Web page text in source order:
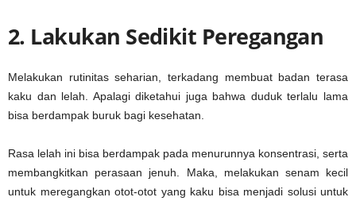
2. Lakukan Sedikit Peregangan
Melakukan rutinitas seharian, terkadang membuat badan terasa
kaku dan lelah. Apalagi diketahui juga bahwa duduk terlalu lama
bisa berdampak buruk bagi kesehatan.
Rasa lelah ini bisa berdampak pada menurunnya konsentrasi, serta
membangkitkan perasaan jenuh. Maka, melakukan senam kecil
untuk meregangkan otot-otot yang kaku bisa menjadi solusi untuk